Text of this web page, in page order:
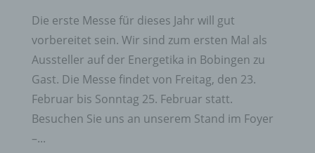
Die erste Messe für dieses Jahr will gut
vorbereitet sein. Wir sind zum ersten Mal als
Aussteller auf der Energetika in Bobingen zu
Gast. Die Messe findet von Freitag, den 23.
Februar bis Sonntag 25. Februar statt.
Besuchen Sie uns an unserem Stand im Foyer
–...